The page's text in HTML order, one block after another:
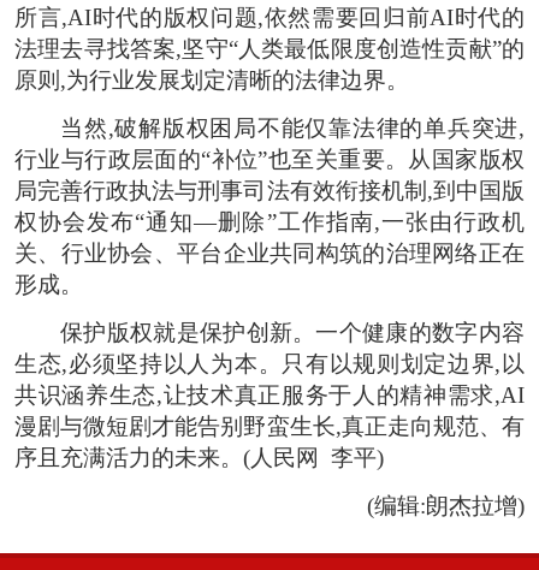
所言,AI时代的版权问题,依然需要回归前AI时代的
法理去寻找答案,坚守“人类最低限度创造性贡献”的
原则,为行业发展划定清晰的法律边界。
当然,破解版权困局不能仅靠法律的单兵突进,
行业与行政层面的“补位”也至关重要。从国家版权
局完善行政执法与刑事司法有效衔接机制,到中国版
权协会发布“通知—删除”工作指南,一张由行政机
关、行业协会、平台企业共同构筑的治理网络正在
形成。
保护版权就是保护创新。一个健康的数字内容
生态,必须坚持以人为本。只有以规则划定边界,以
共识涵养生态,让技术真正服务于人的精神需求,AI
漫剧与微短剧才能告别野蛮生长,真正走向规范、有
序且充满活力的未来。(人民网 李平)
(编辑:朗杰拉增)